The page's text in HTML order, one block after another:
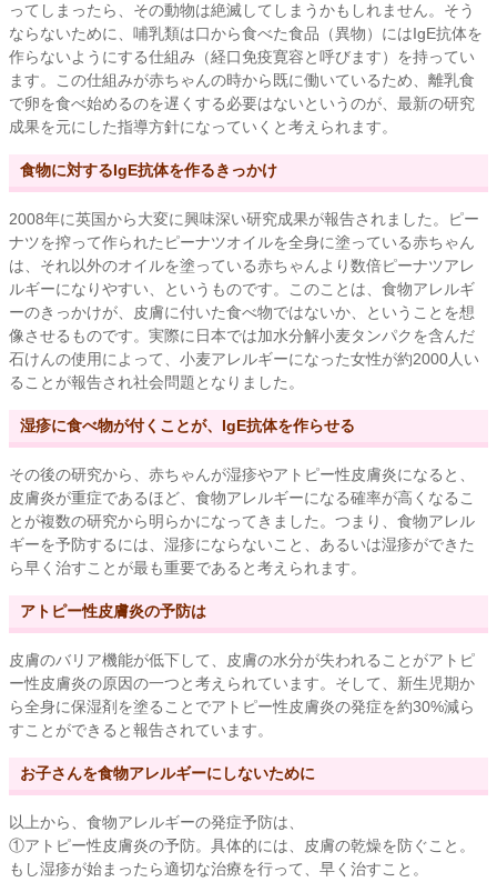
ってしまったら、その動物は絶滅してしまうかもしれません。そう
ならないために、哺乳類は口から食べた食品（異物）にはIgE抗体を
作らないようにする仕組み（経口免疫寛容と呼びます）を持ってい
ます。この仕組みが赤ちゃんの時から既に働いているため、離乳食
で卵を食べ始めるのを遅くする必要はないというのが、最新の研究
成果を元にした指導方針になっていくと考えられます。
食物に対するIgE抗体を作るきっかけ
2008年に英国から大変に興味深い研究成果が報告されました。ピー
ナツを搾って作られたピーナツオイルを全身に塗っている赤ちゃん
は、それ以外のオイルを塗っている赤ちゃんより数倍ピーナツアレ
ルギーになりやすい、というものです。このことは、食物アレルギ
ーのきっかけが、皮膚に付いた食べ物ではないか、ということを想
像させるものです。実際に日本では加水分解小麦タンパクを含んだ
石けんの使用によって、小麦アレルギーになった女性が約2000人い
ることが報告され社会問題となりました。
湿疹に食べ物が付くことが、IgE抗体を作らせる
その後の研究から、赤ちゃんが湿疹やアトピー性皮膚炎になると、
皮膚炎が重症であるほど、食物アレルギーになる確率が高くなるこ
とが複数の研究から明らかになってきました。つまり、食物アレル
ギーを予防するには、湿疹にならないこと、あるいは湿疹ができた
ら早く治すことが最も重要であると考えられます。
アトピー性皮膚炎の予防は
皮膚のバリア機能が低下して、皮膚の水分が失われることがアトピ
ー性皮膚炎の原因の一つと考えられています。そして、新生児期か
ら全身に保湿剤を塗ることでアトピー性皮膚炎の発症を約30%減ら
すことができると報告されています。
お子さんを食物アレルギーにしないために
以上から、食物アレルギーの発症予防は、
①アトピー性皮膚炎の予防。具体的には、皮膚の乾燥を防ぐこと。
もし湿疹が始まったら適切な治療を行って、早く治すこと。